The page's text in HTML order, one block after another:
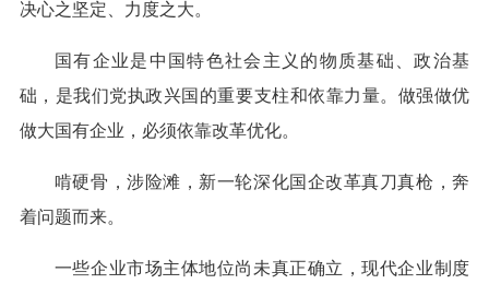
决心之坚定、力度之大。
国有企业是中国特色社会主义的物质基础、政治基
础，是我们党执政兴国的重要支柱和依靠力量。做强做优
做大国有企业，必须依靠改革优化。
啃硬骨，涉险滩，新一轮深化国企改革真刀真枪，奔
着问题而来。
一些企业市场主体地位尚未真正确立，现代企业制度